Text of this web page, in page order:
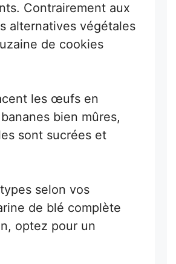
Contrairement aux
alternatives végétales
de cookies
les œufs en
bien mûres,
sont sucrées et
selon vos
de blé complète
optez pour un